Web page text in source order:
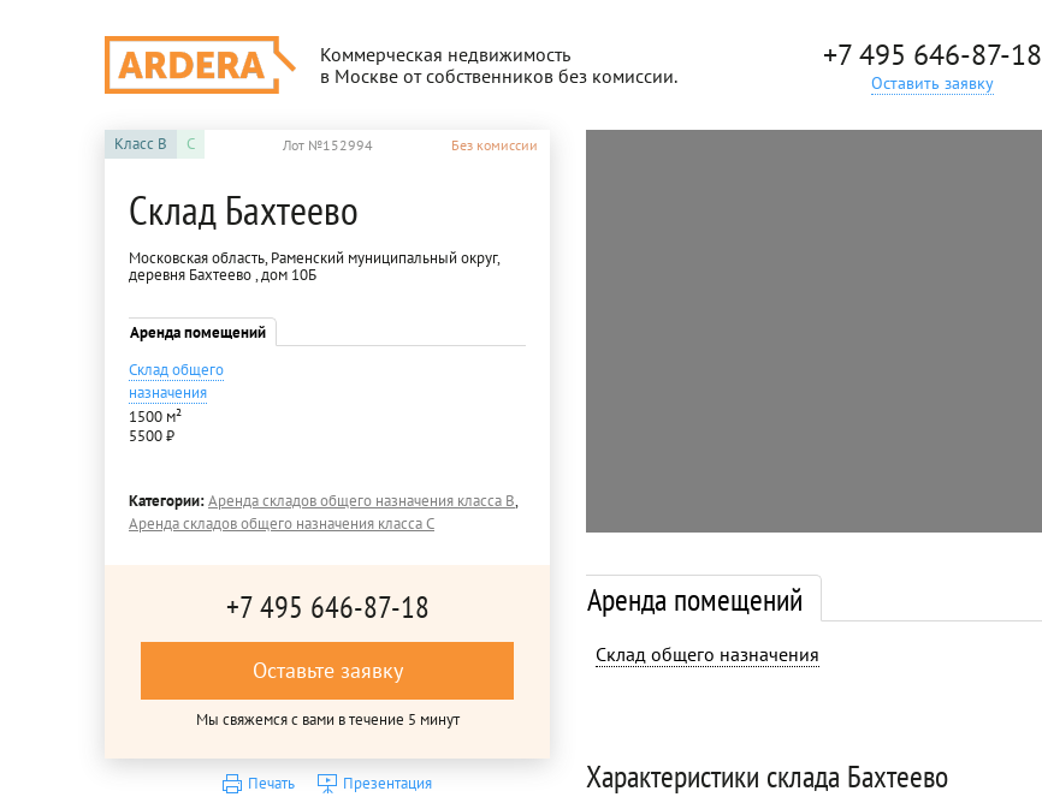
Коммерческая недвижимость
в Москве от собственников без комиссии.
+7 495 646-87-18
Оставить заявку
Класс B C Лот №152994 Без комиссии
Склад Бахтеево
Московская область, Раменский муниципальный округ,
деревня Бахтеево , дом 10Б
Аренда помещений
Склад общего
назначения
1500 м²
5500 ₽
Категории:Аренда складов общего назначения класса B,
Аренда складов общего назначения класса C
+7 495 646-87-18
Оставьте заявку
Мы свяжемся с вами в течение 5 минут
Печать Презентация
Аренда помещений
Склад общего назначения
Характеристики склада Бахтеево